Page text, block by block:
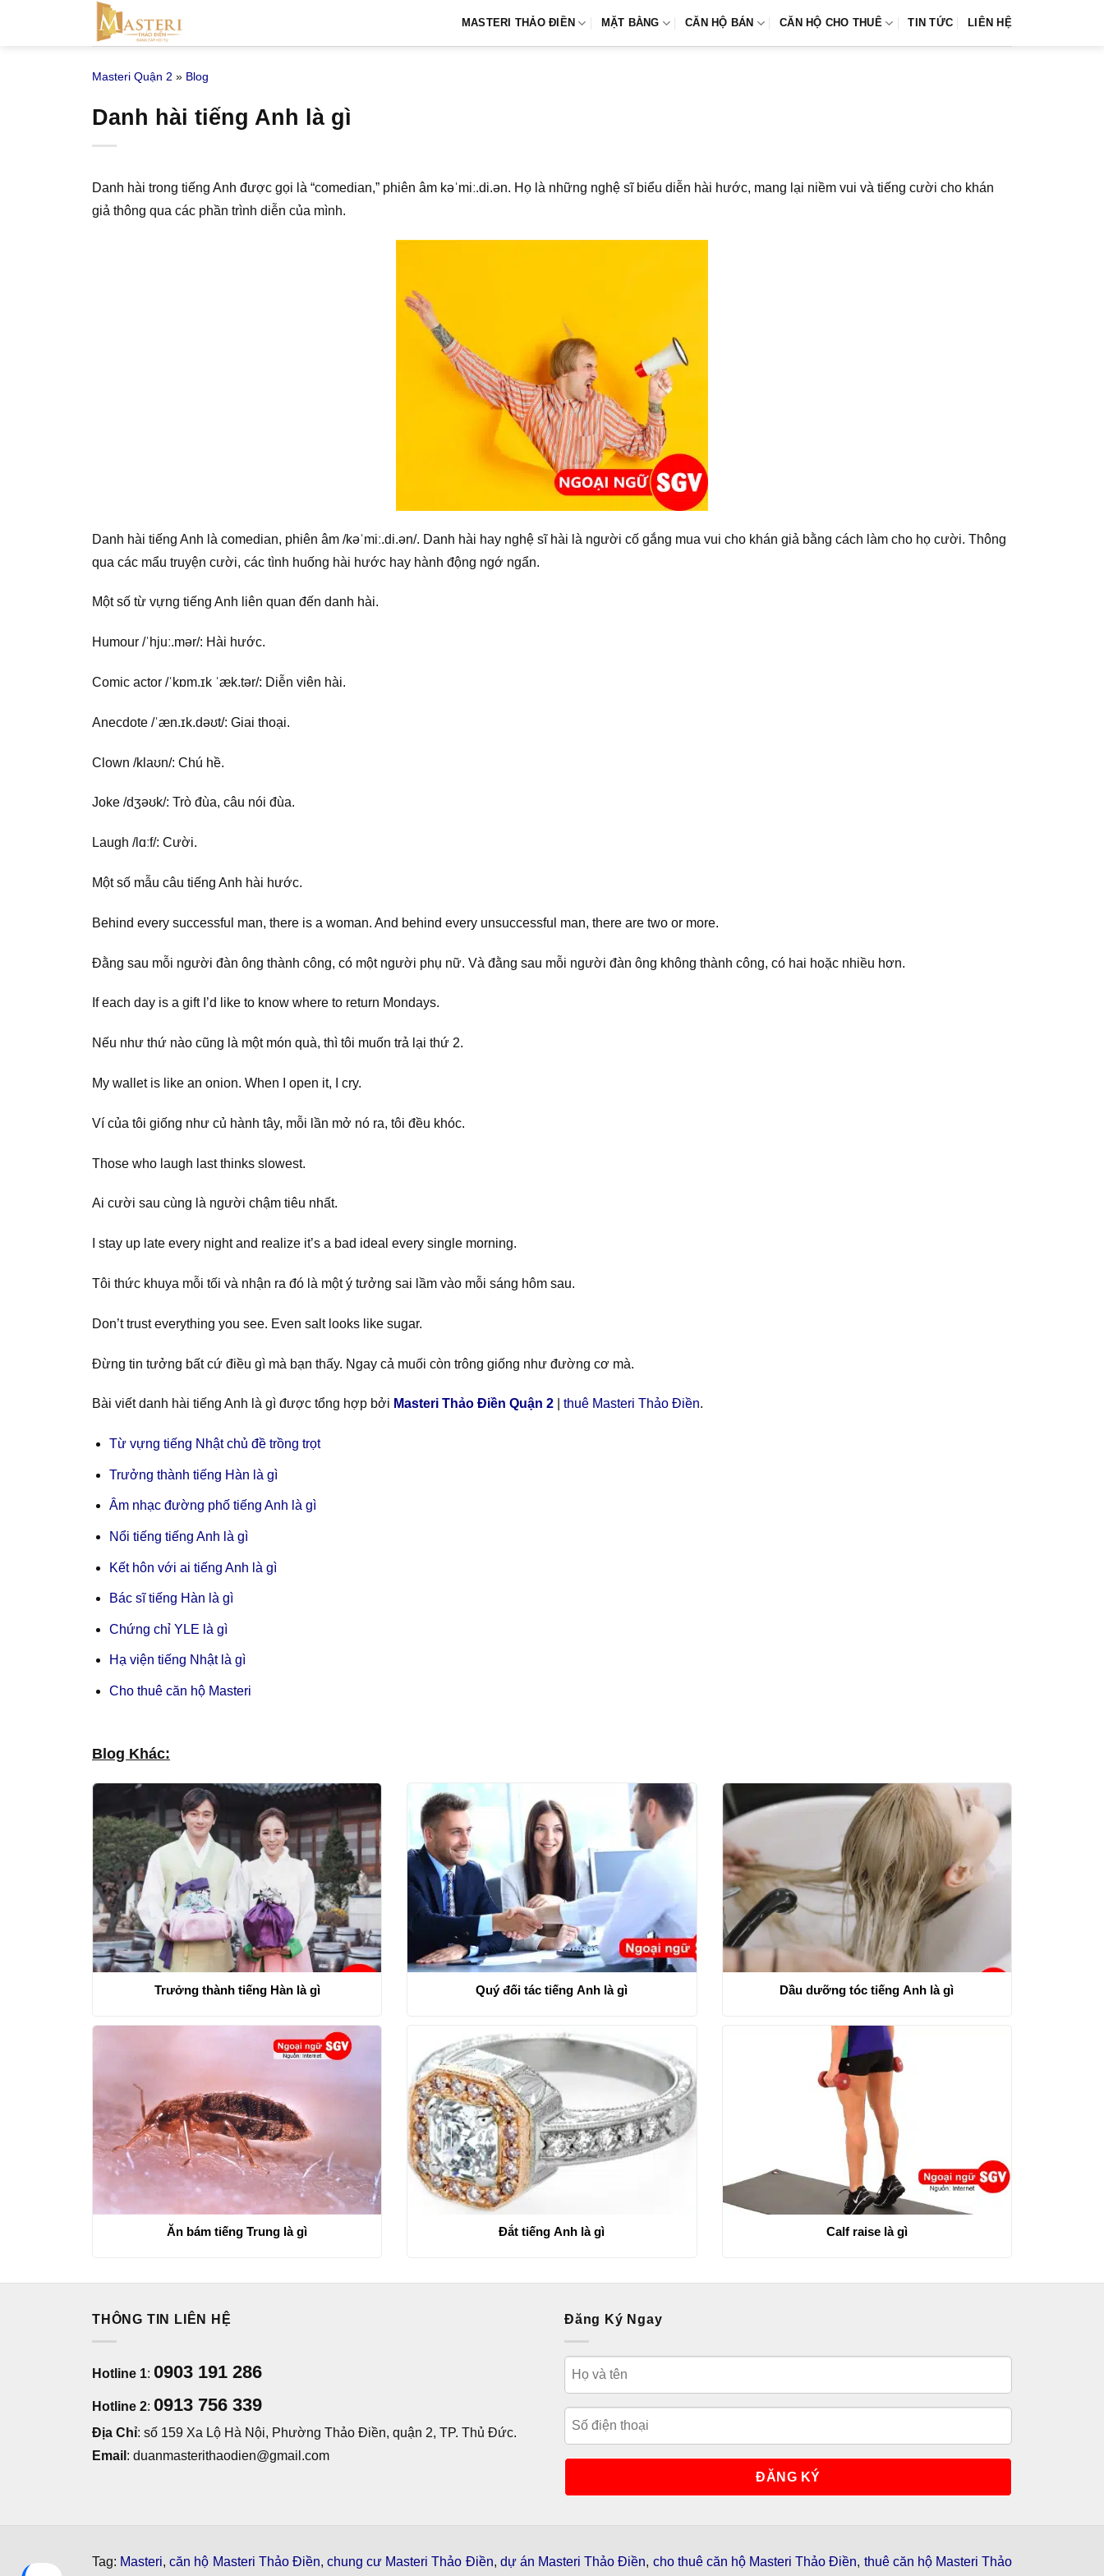
MASTERI THẢO ĐIỀN MẶT BẰNG CĂN HỘ BÁN CĂN HỘ CHO THUÊ TIN TỨC LIÊN HỆ
Masteri Quận 2 » Blog
Danh hài tiếng Anh là gì
Danh hài trong tiếng Anh được gọi là “comedian,” phiên âm kəˈmiː.di.ən. Họ là những nghệ sĩ biểu diễn hài hước, mang lại niềm vui và tiếng cười cho khán
giả thông qua các phần trình diễn của mình.
Danh hài tiếng Anh là comedian, phiên âm /kəˈmiː.di.ən/. Danh hài hay nghệ sĩ hài là người cố gắng mua vui cho khán giả bằng cách làm cho họ cười. Thông
qua các mẩu truyện cười, các tình huống hài hước hay hành động ngớ ngẩn.
Một số từ vựng tiếng Anh liên quan đến danh hài.
Humour /ˈhjuː.mər/: Hài hước.
Comic actor /ˈkɒm.ɪk ˈæk.tər/: Diễn viên hài.
Anecdote /ˈæn.ɪk.dəʊt/: Giai thoại.
Clown /klaʊn/: Chú hề.
Joke /dʒəʊk/: Trò đùa, câu nói đùa.
Laugh /lɑːf/: Cười.
Một số mẫu câu tiếng Anh hài hước.
Behind every successful man, there is a woman. And behind every unsuccessful man, there are two or more.
Đằng sau mỗi người đàn ông thành công, có một người phụ nữ. Và đằng sau mỗi người đàn ông không thành công, có hai hoặc nhiều hơn.
If each day is a gift I’d like to know where to return Mondays.
Nếu như thứ nào cũng là một món quà, thì tôi muốn trả lại thứ 2.
My wallet is like an onion. When I open it, I cry.
Ví của tôi giống như củ hành tây, mỗi lần mở nó ra, tôi đều khóc.
Those who laugh last thinks slowest.
Ai cười sau cùng là người chậm tiêu nhất.
I stay up late every night and realize it’s a bad ideal every single morning.
Tôi thức khuya mỗi tối và nhận ra đó là một ý tưởng sai lầm vào mỗi sáng hôm sau.
Don’t trust everything you see. Even salt looks like sugar.
Đừng tin tưởng bất cứ điều gì mà bạn thấy. Ngay cả muối còn trông giống như đường cơ mà.
Bài viết danh hài tiếng Anh là gì được tổng hợp bởi Masteri Thảo Điền Quận 2 thuê Masteri Thảo Điền.
Từ vựng tiếng Nhật chủ đề trồng trọt
Trưởng thành tiếng Hàn là gì
Âm nhạc đường phố tiếng Anh là gì
Nổi tiếng tiếng Anh là gì
Kết hôn với ai tiếng Anh là gì
Bác sĩ tiếng Hàn là gì
Chứng chỉ YLE là gì
Hạ viện tiếng Nhật là gì
Cho thuê căn hộ Masteri
Blog Khác:
Trưởng thành tiếng Hàn là gì Quý đối tác tiếng Anh là gì Dầu dưỡng tóc tiếng Anh là gì
Ăn bám tiếng Trung là gì Đắt tiếng Anh là gì Calf raise là gì
THÔNG TIN LIÊN HỆ
Hotline 1: 0903 191 286
Hotline 2: 0913 756 339
Địa Chỉ: số 159 Xa Lộ Hà Nội, Phường Thảo Điền, quận 2, TP. Thủ Đức.
Email : duanmasterithaodien@gmail.com
Đăng Ký Ngay
Tag: Masteri,căn hộ Masteri Thảo Điền,chung cư Masteri Thảo Điền, dự án Masteri Thảo Điền, cho thuê căn hộ Masteri Thảo Điền, thuê căn hộ Masteri Thảo